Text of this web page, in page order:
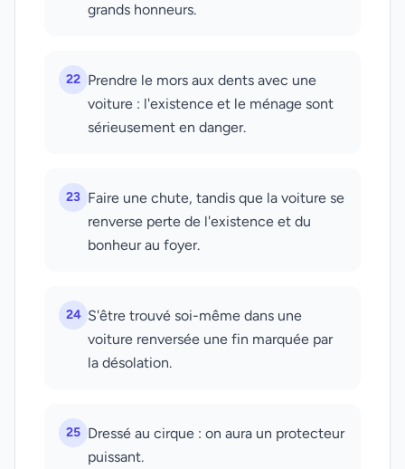
grands honneurs.
22 Prendre le mors aux dents avec une
voiture : l'existence et le ménage sont
sérieusement en danger.
23 Faire une chute, tandis que la voiture se
renverse perte de l'existence et du
bonheur au foyer.
24 S'être trouvé soi-même dans une
voiture renversée une fin marquée par
la désolation.
25 Dressé au cirque : on aura un protecteur
puissant.